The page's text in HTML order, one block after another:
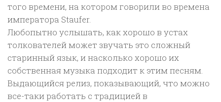
того времени, на котором говорили во времена
императора Staufer.
Любопытно услышать, как хорошо в устах
толкователей может звучать это сложный
старинный язык, и насколько хорошо их
собственная музыка подходит к этим песням.
Выдающийся релиз, показывающий, что можно
все-таки работать с традицией в